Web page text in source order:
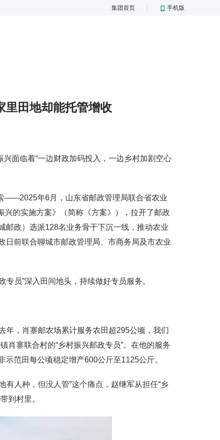
集团首页 手机版
里田地却能托管增收
临着“一边财政加码投入，一边乡村加剧空心
年6月，山东省邮政管理局联合省农业
兴的实施方案》（简称《方案》），拉开了邮政
邮政）选派128名业务骨干下沉一线，推动农业
日前联合聊城市邮政管理局、市商务局及市农业
员”深入田间地头，持续做好专员服务。
，肖寨邮农场累计服务农田超295公顷，我们
肖寨联合村的“乡村振兴邮政专员”。在他的服务
范田每公顷稳定增产600公斤至1125公斤。
人种，但没人管”这个痛点，赵继军从担任“乡
到村里。